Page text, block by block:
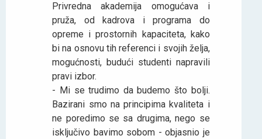
Privredna akademija omogućava i
pruža, od kadrova i programa do
opreme i prostornih kapaciteta, kako
bi na osnovu tih referenci i svojih želja,
mogućnosti, budući studenti napravili
pravi izbor.
- Mi se trudimo da budemo što bolji.
Bazirani smo na principima kvaliteta i
ne poredimo se sa drugima, nego se
isključivo bavimo sobom - objasnio je